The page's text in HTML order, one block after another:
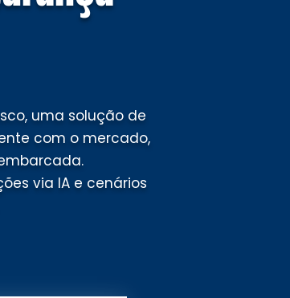
uma solução de
com o mercado,
via IA e cenários